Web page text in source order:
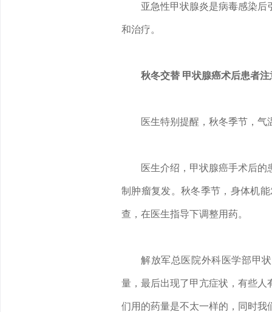
亚急性甲状腺炎是病毒感染
和治疗。
秋冬交替 甲状腺癌术后患者
医生特别提醒，秋冬季节，
医生介绍，甲状腺癌手术后
制肿瘤复发。秋冬季节，身体机
查，在医生指导下调整用药。
解放军总医院外科医学部甲
量，最后出现了甲亢症状，有些
们用的药量是不太一样的，同时